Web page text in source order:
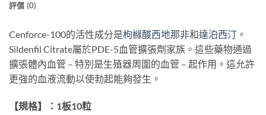
評價 (0)
Cenforce-100的活性成分是枸櫞酸西地那非和達泊西汀 。
Sildenfil Citrate屬於PDE-5血管擴張劑家族。這些藥物通過
擴張體內血管 – 特別是生殖器周圍的血管 – 起作用。這允許
更強的血液流動以使勃起能夠發生。
【規格】：1板10粒